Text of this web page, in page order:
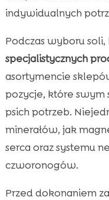
indywidualnych
Podczas wyboru
specjalistycznych
asortymencie
pozycje, które swym
psich potrzeb.
minerałów, jak
serca oraz systemu
czworonogów.
Przed dokonaniem